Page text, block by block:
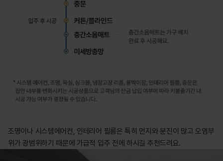
조명이나 시스템에어컨, 인테리어 필름은 특히 먼지와 분진이 많고 오염부
위가 광범위하기 때문에 가급적 입주 전에 하시길 추천드려요.